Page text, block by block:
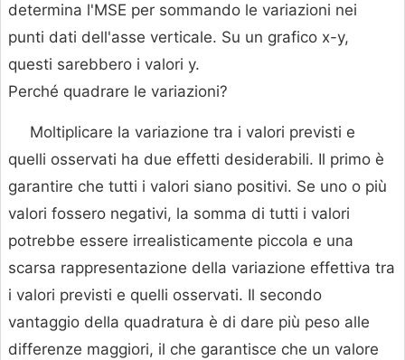
determina l'MSE per sommando le variazioni nei
punti dati dell'asse verticale. Su un grafico x-y,
questi sarebbero i valori y.
Perché quadrare le variazioni?
Moltiplicare la variazione tra i valori previsti e
quelli osservati ha due effetti desiderabili. Il primo è
garantire che tutti i valori siano positivi. Se uno o più
valori fossero negativi, la somma di tutti i valori
potrebbe essere irrealisticamente piccola e una
scarsa rappresentazione della variazione effettiva tra
i valori previsti e quelli osservati. Il secondo
vantaggio della quadratura è di dare più peso alle
differenze maggiori, il che garantisce che un valore